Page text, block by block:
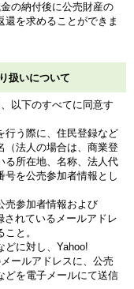
の納付後に公売財産の
を求めることができま
扱いについて
以下のすべてに同意す
行う際に、住民登録など
（法人の場合は、商業登
る所在地、名称、法人代
号を公売参加者情報とし
売参加者情報および
されているメールアドレ
と。
どに対し、Yahoo!
ールアドレスに、公売
どを電子メールにて送信